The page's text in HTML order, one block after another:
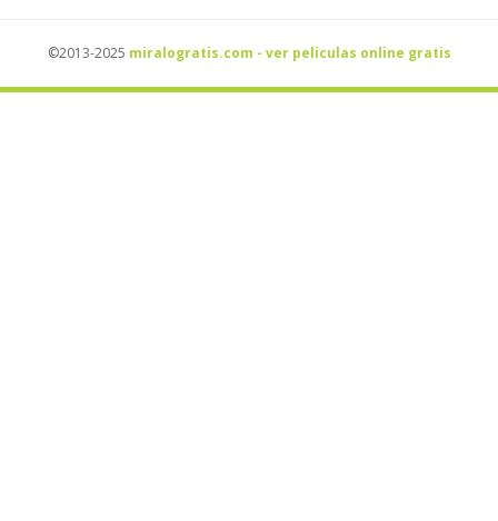
©2013-2025 miralogratis.com - ver peliculas online gratis